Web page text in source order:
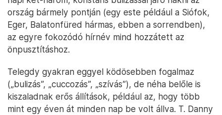
ország bármely pontján (egy este például a Siófok,
Eger, Balatonfüred hármas, ebben a sorrendben),
az egyre fokozódó hírnév mind hozzátett az
önpusztításhoz.
Telegdy gyakran eggyel ködösebben fogalmaz
(„bulizás”, „cuccozás”, „szívás”), de néha belőle is
kiszaladnak erős állítások, például az, hogy több
mint egy éven át minden nap be volt állva. T. Danny